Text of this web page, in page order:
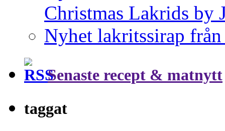
Christmas Lakrids by
Nyhet lakritssirap
Senaste recept & matnytt
taggat